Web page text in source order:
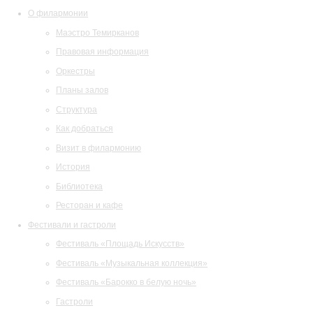
О филармонии
Маэстро Темирканов
Правовая информация
Оркестры
Планы залов
Структура
Как добраться
Визит в филармонию
История
Библиотека
Ресторан и кафе
Фестивали и гастроли
Фестиваль «Площадь Искусств»
Фестиваль «Музыкальная коллекция»
Фестиваль «Барокко в белую ночь»
Гастроли